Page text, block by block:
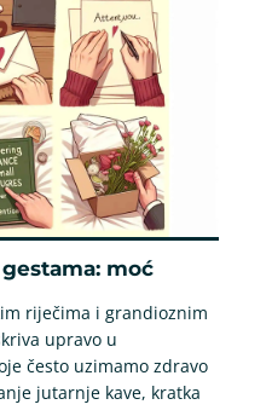
moć
riječima i grandioznim
upravo u
često uzimamo zdravo
jutarnje kave, kratka